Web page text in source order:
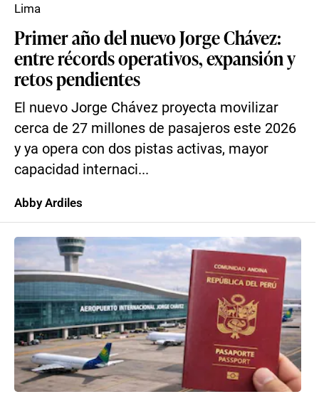
Primer año del nuevo Jorge Chávez:
entre récords operativos, expansión y
retos pendientes
El nuevo Jorge Chávez proyecta movilizar
cerca de 27 millones de pasajeros este 2026
y ya opera con dos pistas activas, mayor
capacidad internaci...
Lima
Abby Ardiles